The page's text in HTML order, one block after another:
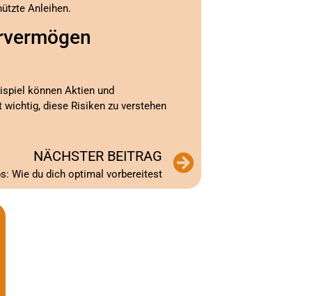
Anleihen.
können Aktien und
diese Risiken zu verstehen
NÄCHSTER BEITRAG
Wie du dich optimal vorbereitest